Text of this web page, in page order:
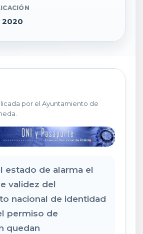
2020
por el Ayuntamiento de
estado de alarma el
validez del
nacional de identidad
permiso de
quedan